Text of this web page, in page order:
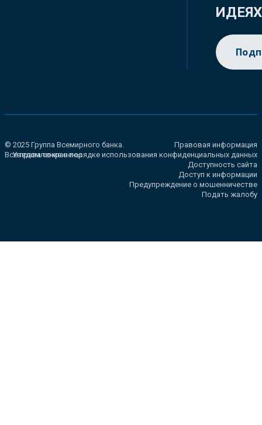
ИДЕЯХ
© 2025 Группа Всемирного банка.
Все права сохранены.
Правовая информация
Уведомление о порядке использования конфиденциальных данных
Доступность сайта
Доступ к информации
Предупреждение о мошенничестве
Подать жалобу